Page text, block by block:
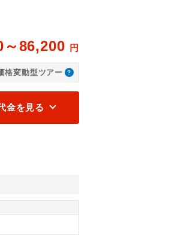
～86,200 円
格変動型ツアー
金を見る